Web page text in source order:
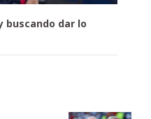
buscando dar lo